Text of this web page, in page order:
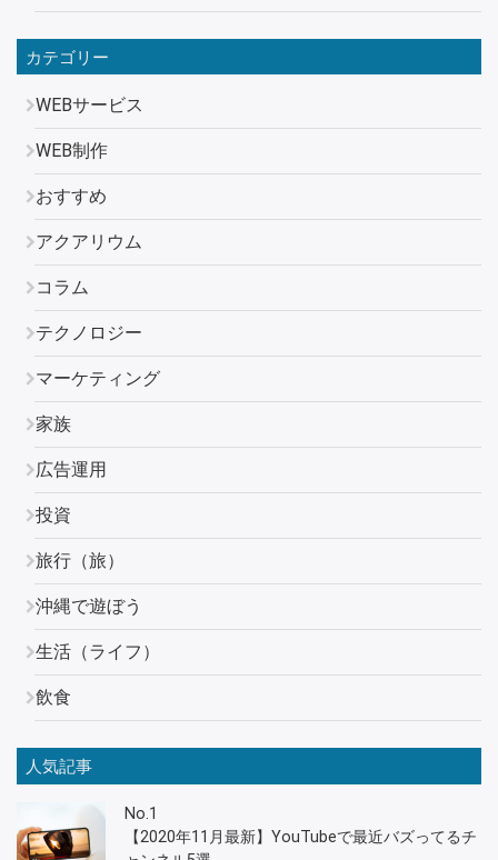
カテゴリー
WEBサービス
WEB制作
おすすめ
アクアリウム
コラム
テクノロジー
マーケティング
家族
広告運用
投資
旅行（旅）
沖縄で遊ぼう
生活（ライフ）
飲食
人気記事
No.1
【2020年11月最新】YouTubeで最近バズってるチ